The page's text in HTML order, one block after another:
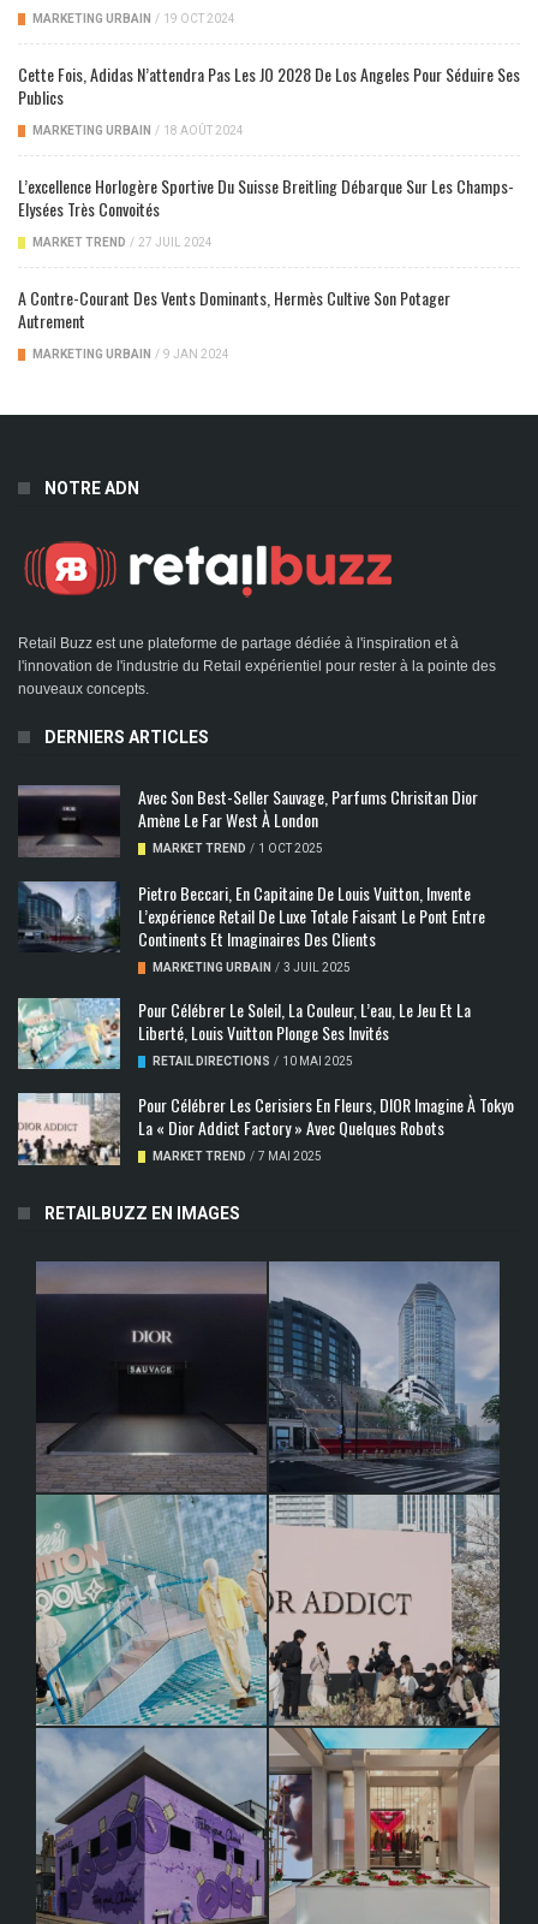
MARKETING URBAIN / 19 OCT 2024
Cette Fois, Adidas N’attendra Pas Les JO 2028 De Los Angeles Pour Séduire Ses
Publics
MARKETING URBAIN / 18 AOÛT 2024
L’excellence Horlogère Sportive Du Suisse Breitling Débarque Sur Les Champs-
Elysées Très Convoités
MARKET TREND / 27 JUIL 2024
A Contre-Courant Des Vents Dominants, Hermès Cultive Son Potager
Autrement
MARKETING URBAIN / 9 JAN 2024
NOTRE ADN
Retail Buzz est une plateforme de partage dédiée à l'inspiration et à
l'innovation de l'industrie du Retail expérientiel pour rester à la pointe des
nouveaux concepts.
DERNIERS ARTICLES
Avec Son Best-Seller Sauvage, Parfums Chrisitan Dior
Amène Le Far West À London
MARKET TREND / 1 OCT 2025
Pietro Beccari, En Capitaine De Louis Vuitton, Invente
L’expérience Retail De Luxe Totale Faisant Le Pont Entre
Continents Et Imaginaires Des Clients
MARKETING URBAIN / 3 JUIL 2025
Pour Célébrer Le Soleil, La Couleur, L’eau, Le Jeu Et La
Liberté, Louis Vuitton Plonge Ses Invités
RETAIL DIRECTIONS / 10 MAI 2025
Pour Célébrer Les Cerisiers En Fleurs, DIOR Imagine À Tokyo
La « Dior Addict Factory » Avec Quelques Robots
MARKET TREND / 7 MAI 2025
RETAILBUZZ EN IMAGES